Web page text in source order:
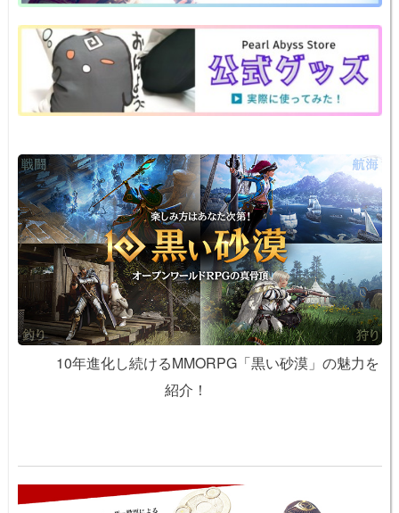
o
o
k
e n
k
10年進化し続けるMMORPG「黒い砂漠」の魅力を
紹介！